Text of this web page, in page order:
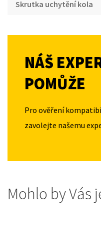
Skrutka uchytění kola
NÁŠ
POMŮŽE
Pro ověření
zavolejte našemu
Mohlo by Vás